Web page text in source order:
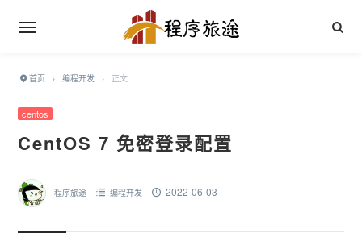
首页 › 编程开发 › 正文
centos
CentOS 7 免密登录配置
程序旅途 编程开发 2022-06-03